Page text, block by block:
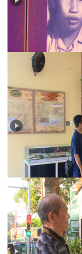
Huỳnh Văn Nghệ
Ngày 30-4-1975
thời…